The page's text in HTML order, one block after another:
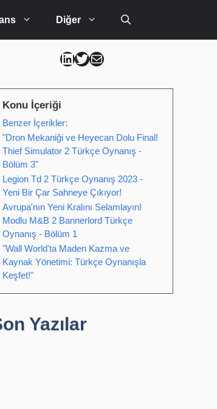
Diğer
Can Kütahya Linkedin
Can Kütahya Twitter
Can Kütahya Mail
Konu İçeriği
Benzer İçerikler:
"Dron Mekaniği ve Heyecan Dolu Final!
Thief Simulator 2 Türkçe Oynanış -
Bölüm 3"
Legion Td 2 Türkçe Oynanış 2023 -
Yeni Bir Çar Sahneye Çıkıyor!
Avrupa'nın Yeni Kralını Selamlayın!
Modlu M&B 2 Bannerlord Türkçe
Oynanış - Bölüm 1
"Wall World'ta Maden Kazma ve
Kaynak Yönetimi: Türkçe Oynanışla
Keşfet!"
Yazılar